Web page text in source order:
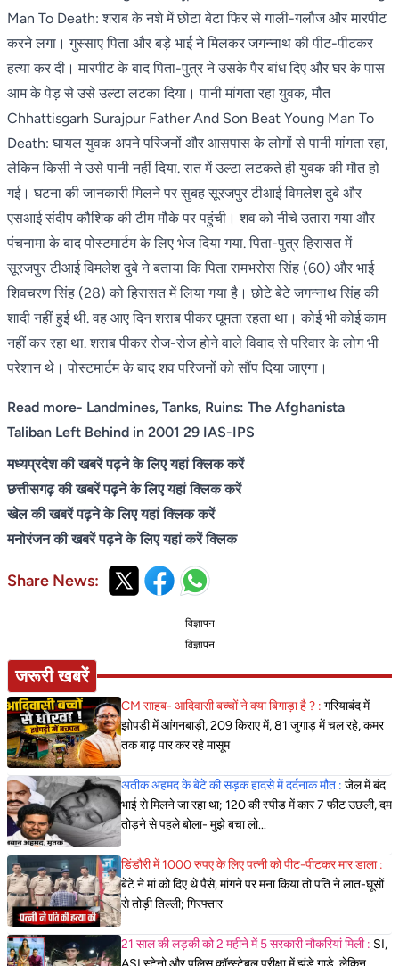
Man To Death: शराब के नशे में छोटा बेटा फिर से गाली-गलौज और मारपीट
करने लगा। गुस्साए पिता और बड़े भाई ने मिलकर जगन्नाथ की पीट-पीटकर
हत्या कर दी। मारपीट के बाद पिता-पुत्र ने उसके पैर बांध दिए और घर के पास
आम के पेड़ से उसे उल्टा लटका दिया। पानी मांगता रहा युवक, मौत
Chhattisgarh Surajpur Father And Son Beat Young Man To
Death: घायल युवक अपने परिजनों और आसपास के लोगों से पानी मांगता रहा,
लेकिन किसी ने उसे पानी नहीं दिया. रात में उल्टा लटकते ही युवक की मौत हो
गई। घटना की जानकारी मिलने पर सुबह सूरजपुर टीआई विमलेश दुबे और
एसआई संदीप कौशिक की टीम मौके पर पहुंची। शव को नीचे उतारा गया और
पंचनामा के बाद पोस्टमार्टम के लिए भेज दिया गया. पिता-पुत्र हिरासत में
सूरजपुर टीआई विमलेश दुबे ने बताया कि पिता रामभरोस सिंह (60) और भाई
शिवचरण सिंह (28) को हिरासत में लिया गया है। छोटे बेटे जगन्नाथ सिंह की
शादी नहीं हुई थी. वह आए दिन शराब पीकर घूमता रहता था। कोई भी कोई काम
नहीं कर रहा था. शराब पीकर रोज-रोज होने वाले विवाद से परिवार के लोग भी
परेशान थे। पोस्टमार्टम के बाद शव परिजनों को सौंप दिया जाएगा।
Read more- Landmines, Tanks, Ruins: The Afghanista
Taliban Left Behind in 2001 29 IAS-IPS
मध्यप्रदेश की खबरें पढ़ने के लिए यहां क्लिक करें
छत्तीसगढ़ की खबरें पढ़ने के लिए यहां क्लिक करें
खेल की खबरें पढ़ने के लिए यहां क्लिक करें
मनोरंजन की खबरें पढ़ने के लिए यहां करें क्लिक
Share News:
विज्ञापन
विज्ञापन
जरूरी खबरें
CM साहब- आदिवासी बच्चों ने क्या बिगाड़ा है ? : गरियाबंद में
झोपड़ी में आंगनबाड़ी, 209 किराए में, 81 जुगाड़ में चल रहे, कमर
तक बाढ़ पार कर रहे मासूम
अतीक अहमद के बेटे की सड़क हादसे में दर्दनाक मौत : जेल में बंद
भाई से मिलने जा रहा था; 120 की स्पीड में कार 7 फीट उछली, दम
तोड़ने से पहले बोला- मुझे बचा लो...
डिंडौरी में 1000 रुपए के लिए पत्नी को पीट-पीटकर मार डाला :
बेटे ने मां को दिए थे पैसे, मांगने पर मना किया तो पति ने लात-घूसों
से तोड़ी तिल्ली; गिरफ्तार
21 साल की लड़की को 2 महीने में 5 सरकारी नौकरियां मिली : SI,